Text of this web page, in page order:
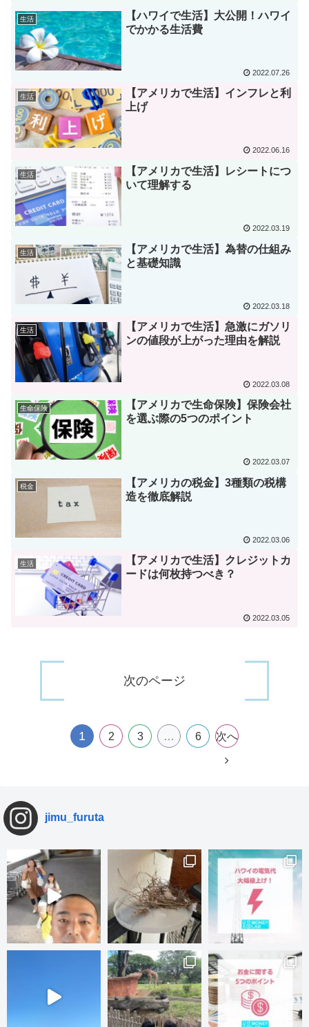
生活
【ハワイで生活】大公開！ハワイ
でかかる生活費
2022.07.26
生活
【アメリカで生活】インフレと利
上げ
2022.06.16
生活
【アメリカで生活】レシートにつ
いて理解する
2022.03.19
生活
【アメリカで生活】為替の仕組み
と基礎知識
2022.03.18
生活
【アメリカで生活】急激にガソリ
ンの値段が上がった理由を解説
2022.03.08
生命保険
【アメリカで生命保険】保険会社
を選ぶ際の5つのポイント
2022.03.07
税金
【アメリカの税金】3種類の税構
造を徹底解説
2022.03.06
生活
【アメリカで生活】クレジットカ
ードは何枚持つべき？
2022.03.05
次のページ
1 2 3 … 6 次へ
jimu_furuta